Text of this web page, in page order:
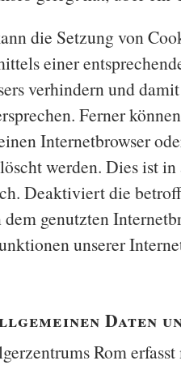
die Setzung von
einer
verhindern und
Ferner
Internetbrowser
werden. Dies ist
Deaktiviert die
genutzten
unserer
Daten
Rom